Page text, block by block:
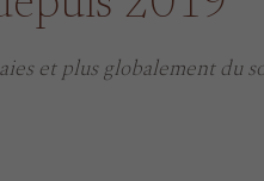
et plus globalement du